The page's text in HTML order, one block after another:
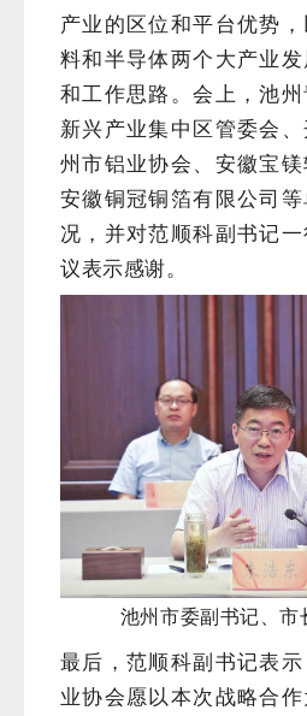
产业的区位和平台优势
料和半导体两个大产业
和工作思路。会上，池
新兴产业集中区管委会
州市铝业协会、安徽宝镁
安徽铜冠铜箔有限公司
况，并对范顺科副书记
议表示感谢。
池州市委副书记、市
最后，范顺科副书记表
业协会愿以本次战略合